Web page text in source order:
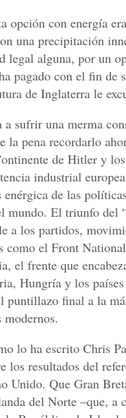
opción con energía
una precipitación
legal alguna, por un
pagado con el fin
de Inglaterra le
a sufrir una merma
pena recordarlo
de Hitler y
industrial
enérgica de las
mundo. El triunfo del
a los partidos,
como el Front
el frente que
Hungría y los
puntillazo final a la
lo ha escrito Chris
los resultados del
Unido. Que Gran
del Norte –que, a